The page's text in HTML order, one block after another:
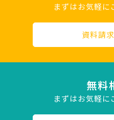
まずはお気軽に
資料請
無料
まずはお気軽に